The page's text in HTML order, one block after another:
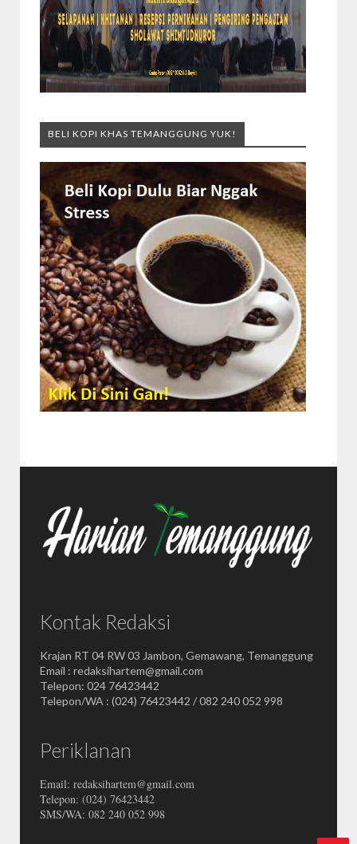
BELI KOPI KHAS TEMANGGUNG YUK!
Kontak Redaksi
Krajan RT 04 RW 03 Jambon, Gemawang, Temanggung
Email : redaksihartem@gmail.com
Telepon: 024 76423442
Telepon/WA : (024) 76423442 / 082 240 052 998
Periklanan
Email: redaksihartem@gmail.com
Telepon: (024) 76423442
SMS/WA: 082 240 052 998